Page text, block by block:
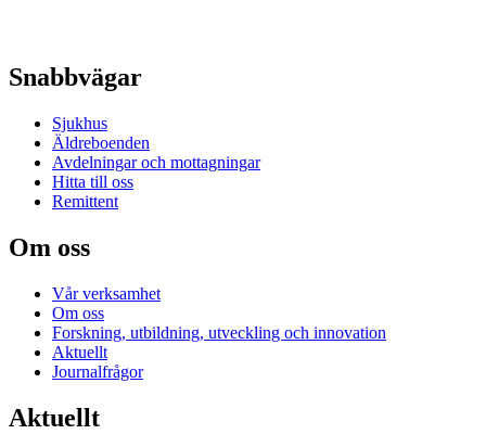
Snabbvägar
Sjukhus
Äldreboenden
Avdelningar och mottagningar
Hitta till oss
Remittent
Om oss
Vår verksamhet
Om oss
Forskning, utbildning, utveckling och innovation
Aktuellt
Journalfrågor
Aktuellt